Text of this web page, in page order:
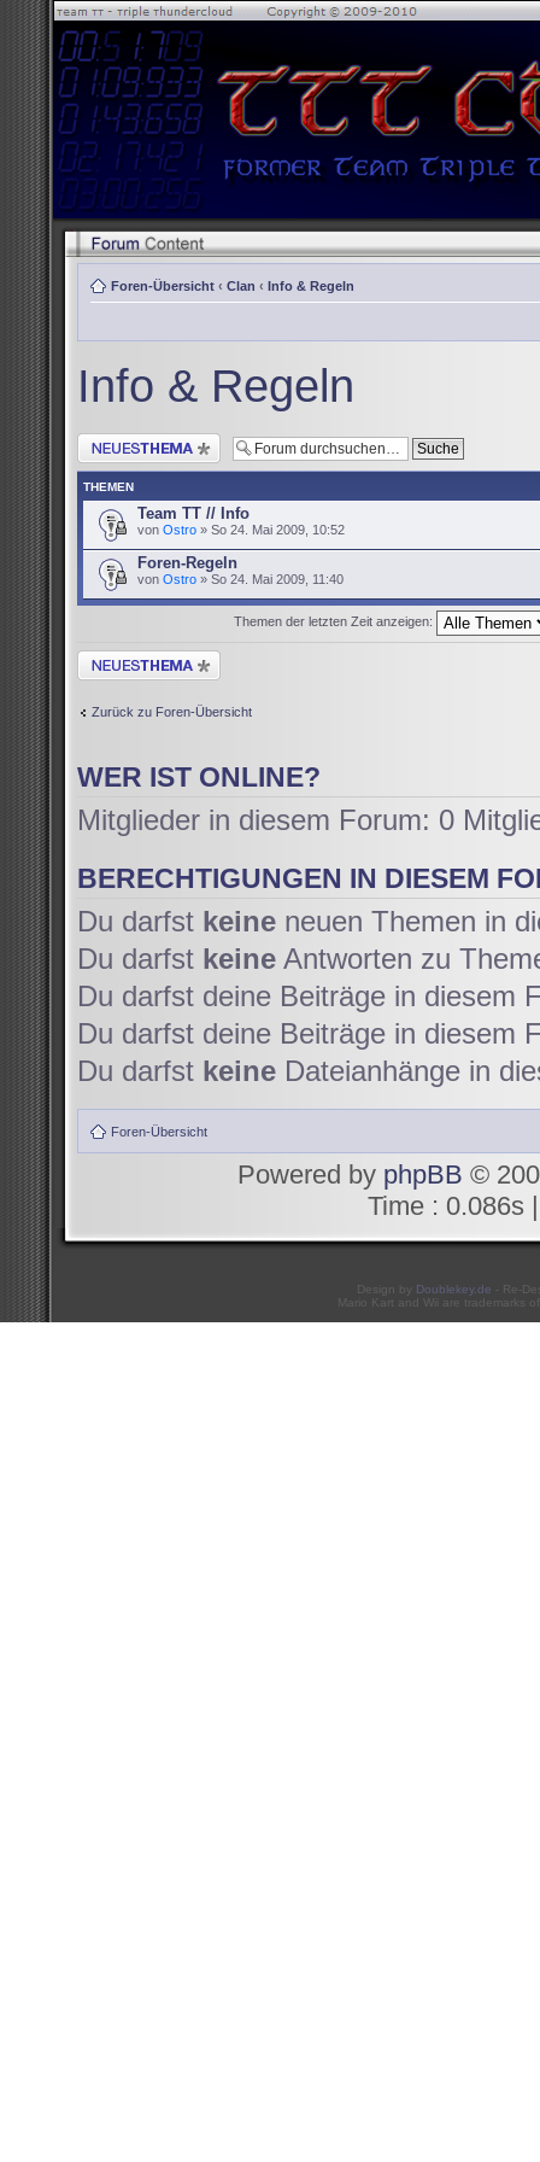
Foren-Übersicht ‹ Clan ‹ Info & Regeln
Info & Regeln
Neues Thema erstellen
THEMEN
Team TT // Info
von Ostro » So 24. Mai 2009, 10:52
Foren-Regeln
von Ostro » So 24. Mai 2009, 11:40
Themen der letzten Zeit anzeigen:
Neues Thema erstellen
Zurück zu Foren-Übersicht
WER IST ONLINE?
Mitglieder in diesem Forum: 0
BERECHTIGUNGEN IN DIESEM
Du darfst keine neuen Themen in
Du darfst keine Antworten zu
Du darfst deine Beiträge in diesem
Du darfst deine Beiträge in diesem
Du darfst keine Dateianhänge in
Foren-Übersicht
Powered by phpBB ©
Time : 0.086s
Design by Doublekey.de - Re-
Mario Kart and Wii are trademarks